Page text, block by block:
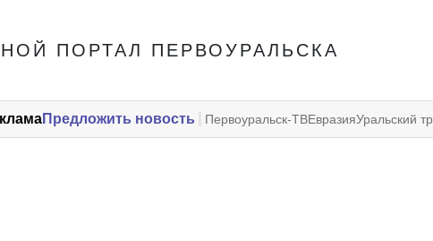
ПОРТАЛ ПЕРВОУРАЛЬСКА
Предложить новость Первоуральск-ТВЕвразияУральский